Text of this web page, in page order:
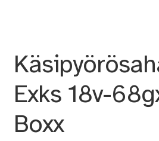
Exks 18v-
Boxx